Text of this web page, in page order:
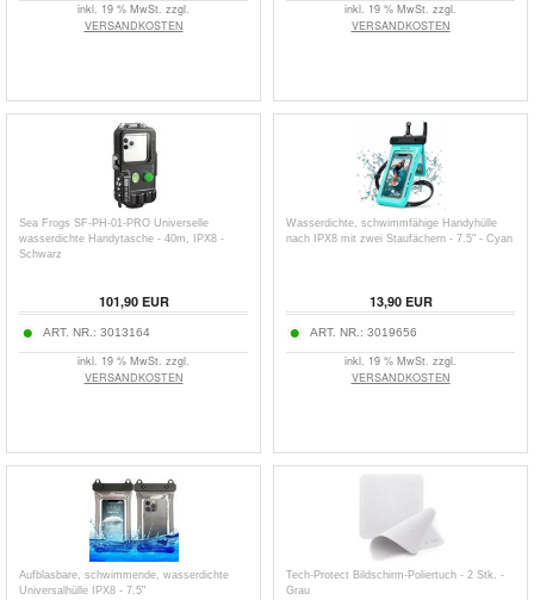
inkl. 19 % MwSt. zzgl.
VERSANDKOSTEN
inkl. 19 % MwSt. zzgl.
VERSANDKOSTEN
Sea Frogs SF-PH-01-PRO Universelle
wasserdichte Handytasche - 40m, IPX8 -
Schwarz
101,90EUR
ART. NR.: 3013164
inkl. 19 % MwSt. zzgl.
VERSANDKOSTEN
Wasserdichte, schwimmfähige Handyhülle
nach IPX8 mit zwei Staufächern - 7.5" - Cyan
13,90EUR
ART. NR.: 3019656
inkl. 19 % MwSt. zzgl.
VERSANDKOSTEN
Aufblasbare, schwimmende, wasserdichte
Universalhülle IPX8 - 7.5"
Tech-Protect Bildschirm-Poliertuch - 2 Stk. -
Grau